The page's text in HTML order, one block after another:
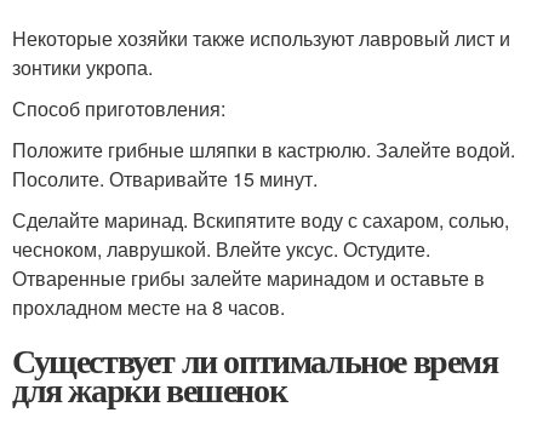
Некоторые хозяйки также используют лавровый лист и
зонтики укропа.
Способ приготовления:
Положите грибные шляпки в кастрюлю. Залейте водой.
Посолите. Отваривайте 15 минут.
Сделайте маринад. Вскипятите воду с сахаром, солью,
чесноком, лаврушкой. Влейте уксус. Остудите.
Отваренные грибы залейте маринадом и оставьте в
прохладном месте на 8 часов.
Существует ли оптимальное время
для жарки вешенок